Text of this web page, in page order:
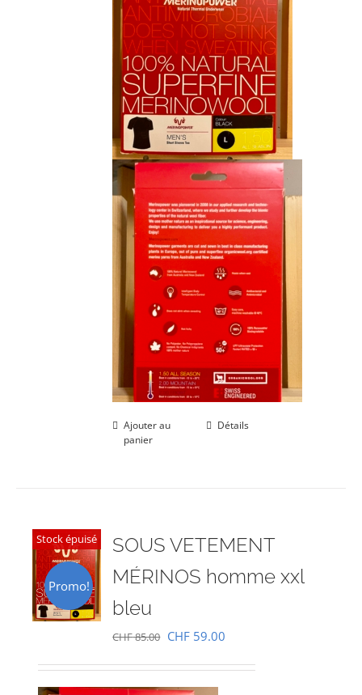
Ajouter au
panier
Détails
Stock épuisé
Promo!
SOUS VETEMENT
MÉRINOS homme xxl
bleu
CHF85.00 Le
initial
CHF 59.00